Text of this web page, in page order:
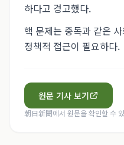
하다고 경고했다.
핵 문제는 중독과 같은
정책적 접근이 필요하다.
원문 기사 보기
朝日新聞에서 원문을 확인할 수